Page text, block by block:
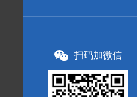
扫码加微信